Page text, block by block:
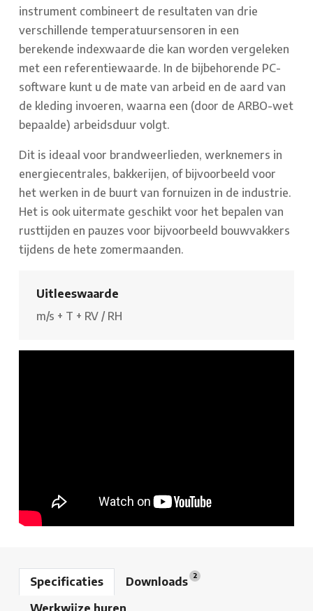
instrument combineert de resultaten van drie
verschillende temperatuursensoren in een
berekende indexwaarde die kan worden vergeleken
met een referentiewaarde. In de bijbehorende PC-
software kunt u de mate van arbeid en de aard van
de kleding invoeren, waarna een (door de ARBO-wet
bepaalde) arbeidsduur volgt.
Dit is ideaal voor brandweerlieden, werknemers in
energiecentrales, bakkerijen, of bijvoorbeeld voor
het werken in de buurt van fornuizen in de industrie.
Het is ook uitermate geschikt voor het bepalen van
rusttijden en pauzes voor bijvoorbeeld bouwvakkers
tijdens de hete zomermaanden.
Uitleeswaarde
m/s + T + RV / RH
Specificaties Downloads 2